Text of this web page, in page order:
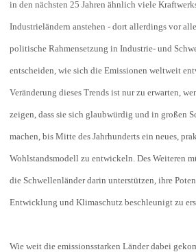
in den nächsten 25 Jahren ähnlich viele
Industrieländern anstehen - dort allerdings vor
politische Rahmensetzung in Industrie- und
entscheiden, wie sich die Emissionen weltweit
Veränderung dieses Trends ist nur zu erwarten,
zeigen, dass sie sich glaubwürdig und in großen
machen, bis Mitte des Jahrhunderts ein neues,
Wohlstandsmodell zu entwickeln. Des Weiteren
die Schwellenländer darin unterstützen, ihre
Entwicklung und Klimaschutz beschleunigt zu
Wie weit die emissionsstarken Länder dabei